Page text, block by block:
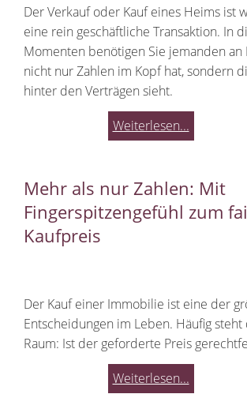
Der Verkauf oder Kauf eines Heims ist
eine rein geschäftliche Transaktion. In
Momenten benötigen Sie jemanden an
nicht nur Zahlen im Kopf hat, sondern
hinter den Verträgen sieht.
Weiterlesen...
Mehr als nur Zahlen: Mit
Fingerspitzengefühl zum
Kaufpreis
Der Kauf einer Immobilie ist eine der
Entscheidungen im Leben. Häufig steht
Raum: Ist der geforderte Preis
Weiterlesen...